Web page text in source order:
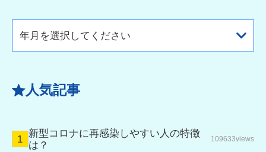
年月を選択してください
人気記事
新型コロナに再感染しやすい人の特徴
は？
109633views